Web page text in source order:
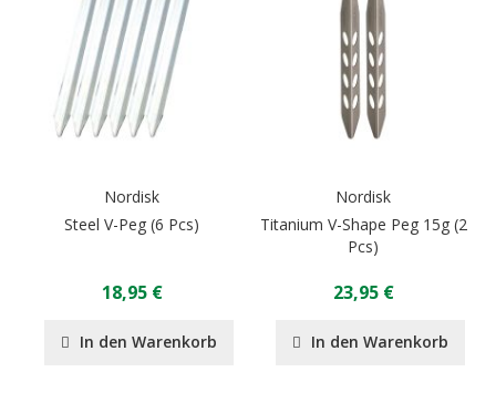
Nordisk
Steel V-Peg (6 Pcs)
18,95 €
In den Warenkorb
Nordisk
Titanium V-Shape Peg 15g (2
Pcs)
23,95 €
In den Warenkorb